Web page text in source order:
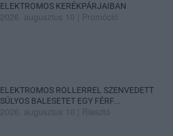
ELEKTROMOS KERÉKPÁRJAIBAN
2026. augusztus 10 Promóció
ELEKTROMOS ROLLERREL SZENVEDETT
SÚLYOS BALESETET EGY FÉRF...
2026. augusztus 10 Riasztó